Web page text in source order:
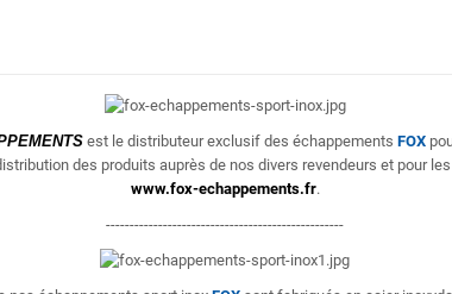
est le distributeur exclusif des échappements FOX
des produits auprès de nos divers revendeurs et pour
www.fox-echappements.fr.
--------------------------------------------------